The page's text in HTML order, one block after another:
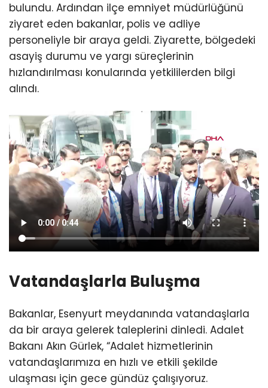
bulundu. Ardından ilçe emniyet müdürlüğünü
ziyaret eden bakanlar, polis ve adliye
personeliyle bir araya geldi. Ziyarette, bölgedeki
asayiş durumu ve yargı süreçlerinin
hızlandırılması konularında yetkililerden bilgi
alındı.
Vatandaşlarla Buluşma
Bakanlar, Esenyurt meydanında vatandaşlarla
da bir araya gelerek taleplerini dinledi. Adalet
Bakanı Akın Gürlek, “Adalet hizmetlerinin
vatandaşlarımıza en hızlı ve etkili şekilde
ulaşması için gece gündüz çalışıyoruz.